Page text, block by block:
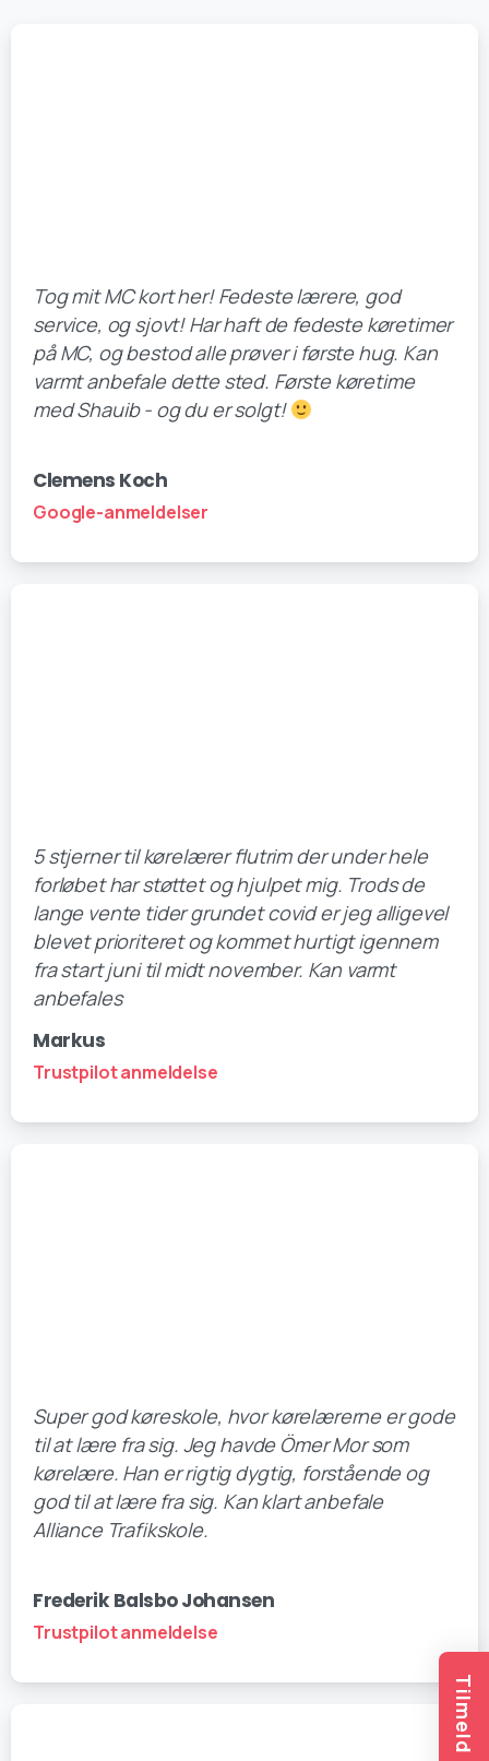
Tog mit MC kort her! Fedeste lærere, god
service, og sjovt! Har haft de fedeste køretimer
på MC, og bestod alle prøver i første hug. Kan
varmt anbefale dette sted. Første køretime
med Shauib - og du er solgt!
Clemens Koch
Google-anmeldelser
5 stjerner til kørelærer flutrim der under hele
forløbet har støttet og hjulpet mig. Trods de
lange vente tider grundet covid er jeg alligevel
blevet prioriteret og kommet hurtigt igennem
fra start juni til midt november. Kan varmt
anbefales
Markus
Trustpilot anmeldelse
Super god køreskole, hvor kørelærerne er gode
til at lære fra sig. Jeg havde Ömer Mor som
kørelære. Han er rigtig dygtig, forstående og
god til at lære fra sig. Kan klart anbefale
Alliance Trafikskole.
Frederik Balsbo Johansen
Trustpilot anmeldelse